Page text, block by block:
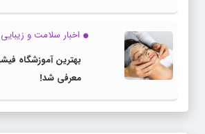
اخبار سلامت و زیبایی
بهترین آموزشگاه
معرفی شد!